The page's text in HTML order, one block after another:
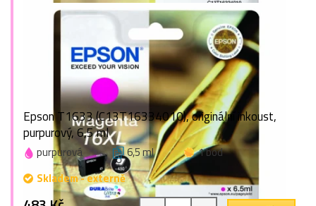
Epson T1633 (C13T16334010), originální inkoust,
purpurový, 6,5 ml
purpurová 6,5 ml
1 bod
Skladem - externě